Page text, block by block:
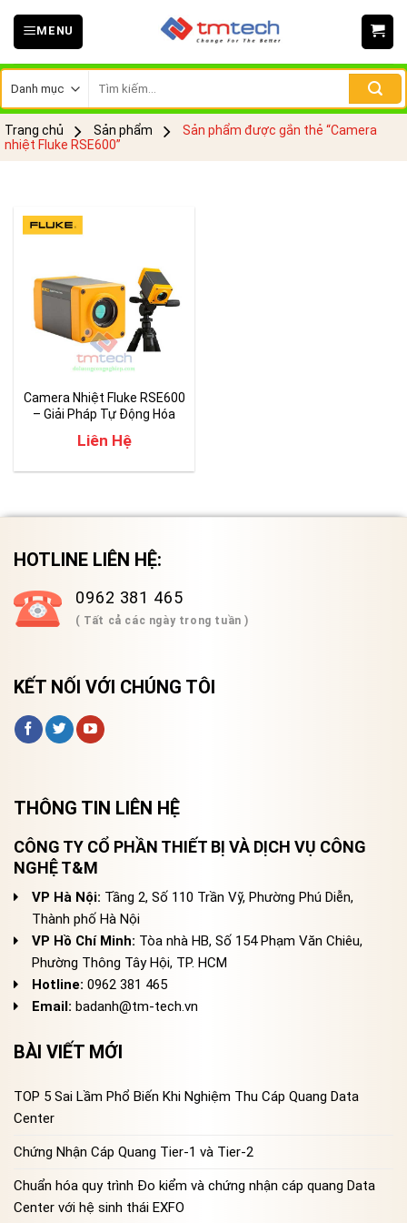
Skip
MENU
kiếm:
Trang chủ Sản phẩm
Sản phẩm được gắn thẻ “Camera
nhiệt Fluke RSE600”
Camera Nhiệt Fluke RSE600
– Giải Pháp Tự Động Hóa
Nhiệt
Liên Hệ
HOTLINE LIÊN HỆ:
0962 381 465
( Tất cả các ngày trong tuần )
KẾT NỐI VỚI CHÚNG TÔI
THÔNG TIN LIÊN HỆ
CÔNG TY CỔ PHẦN THIẾT BỊ VÀ DỊCH VỤ CÔNG
NGHỆ T&M
VP Hà Nội: Tầng 2, Số 110 Trần Vỹ, Phường Phú Diễn,
Thành phố Hà Nội
VP Hồ Chí Minh: Tòa nhà HB, Số 154 Phạm Văn Chiêu,
Phường Thông Tây Hội, TP. HCM
Hotline: 0962 381 465
Email: badanh@tm-tech.vn
BÀI VIẾT MỚI
TOP 5 Sai Lầm Phổ Biến Khi Nghiệm Thu Cáp Quang Data
Center
Chứng Nhận Cáp Quang Tier-1 và Tier-2
Chuẩn hóa quy trình Đo kiểm và chứng nhận cáp quang Data
Center với hệ sinh thái EXFO